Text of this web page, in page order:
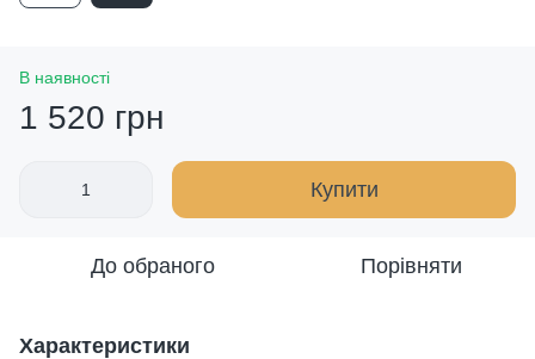
В наявності
1 520 грн
Купити
До обраного Порівняти
Характеристики